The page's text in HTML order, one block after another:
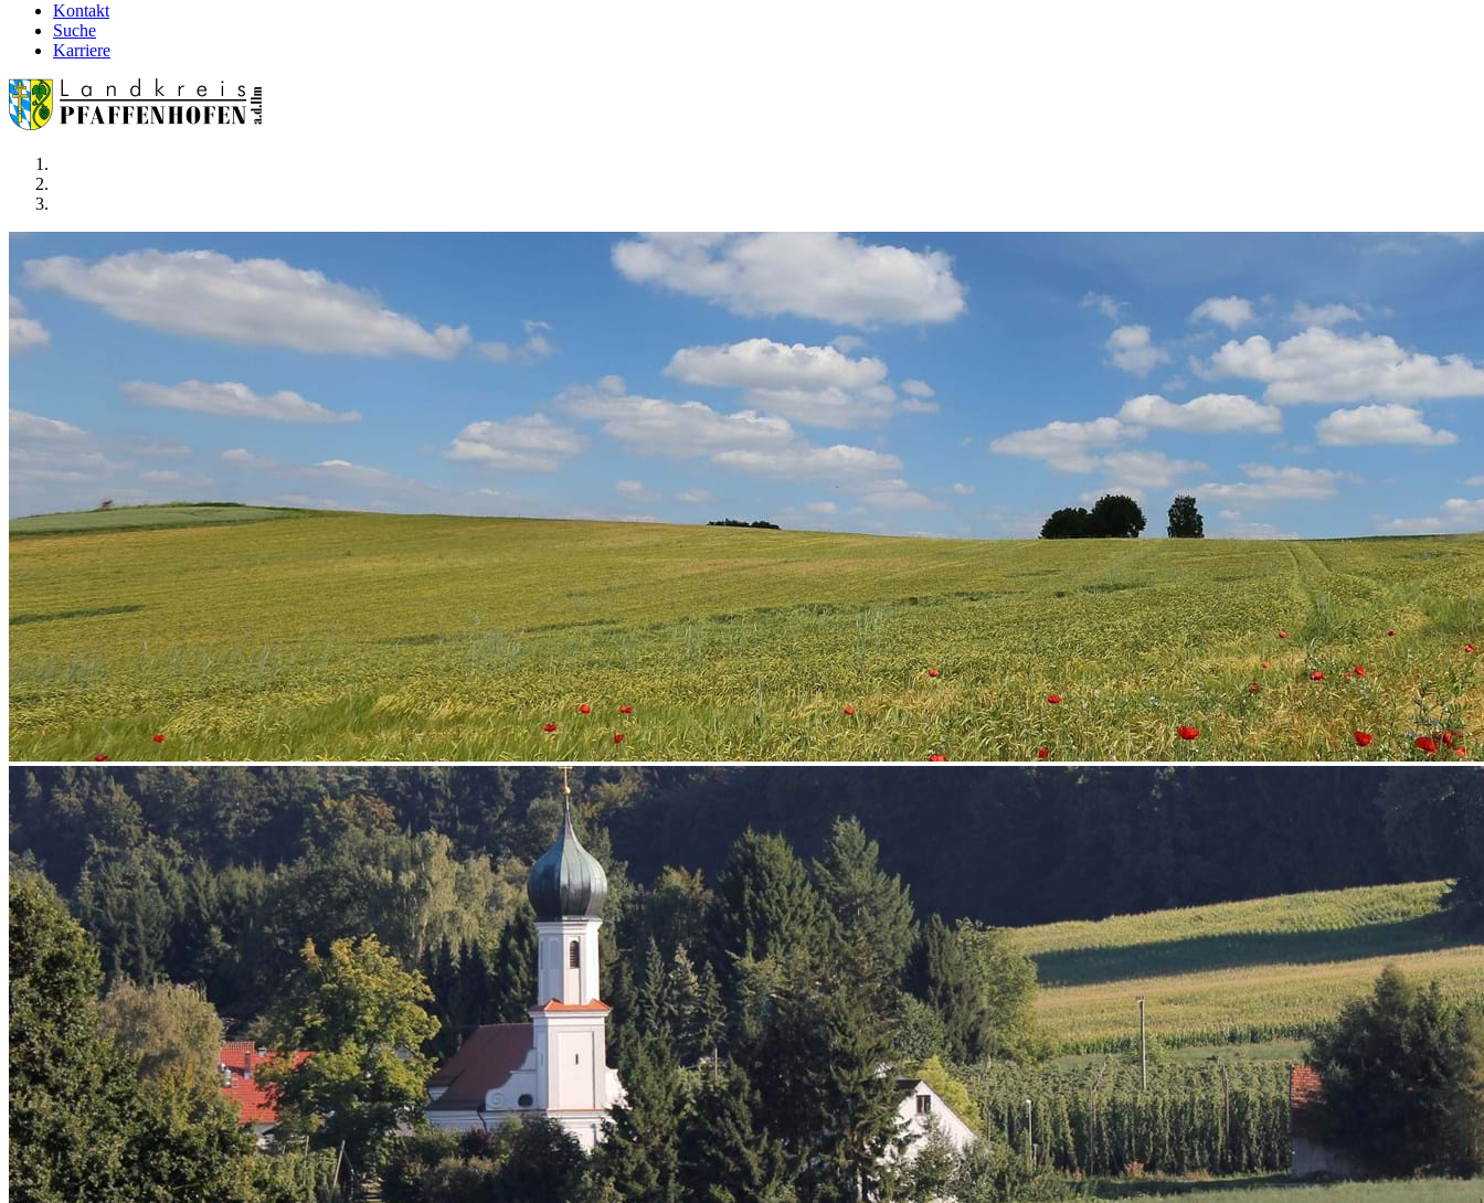
Kontakt
Suche
Karriere